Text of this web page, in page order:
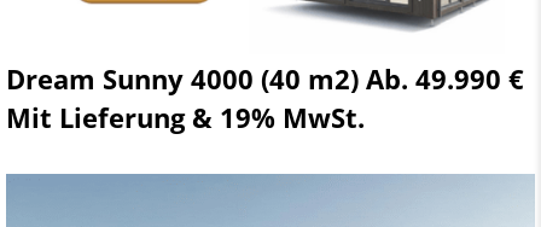
Dream Sunny 4000 (40 m2) Ab. 49.990 €
Mit Lieferung & 19% MwSt.